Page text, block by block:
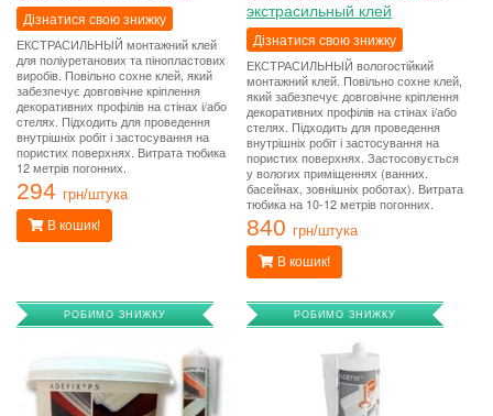
Дізнатися свою знижку
ЕКСТРАСИЛЬНЫЙ монтажний клей
для поліуретанових та пінопластових
виробів. Повільно сохне клей, який
забезпечує довговічне кріплення
декоративних профілів на стінах і/або
стелях. Підходить для проведення
внутрішніх робіт і застосування на
пористих поверхнях. Витрата тюбика
12 метрів погонних.
294 грн/штука
В кошик!
экстрасильный клей
Дізнатися свою знижку
ЕКСТРАСИЛЬНЫЙ вологостійкий
монтажний клей. Повільно сохне клей,
який забезпечує довговічне кріплення
декоративних профілів на стінах і/або
стелях. Підходить для проведення
внутрішніх робіт і застосування на
пористих поверхнях. Застосовується
у вологих приміщеннях (ванних.
басейнах, зовнішніх роботах). Витрата
тюбика на 10-12 метрів погонних.
840 грн/штука
В кошик!
РОБИМО ЗНИЖКУ РОБИМО ЗНИЖКУ